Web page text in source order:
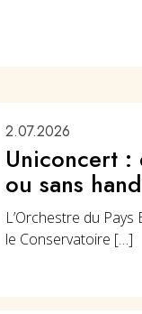
2.07.2026
Uniconcert :
ou sans
L’Orchestre du
le Conservatoire […]